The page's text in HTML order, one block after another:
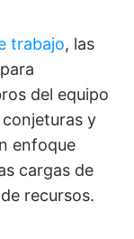
trabajo, las
del equipo
y
enfoque
cargas de
recursos.